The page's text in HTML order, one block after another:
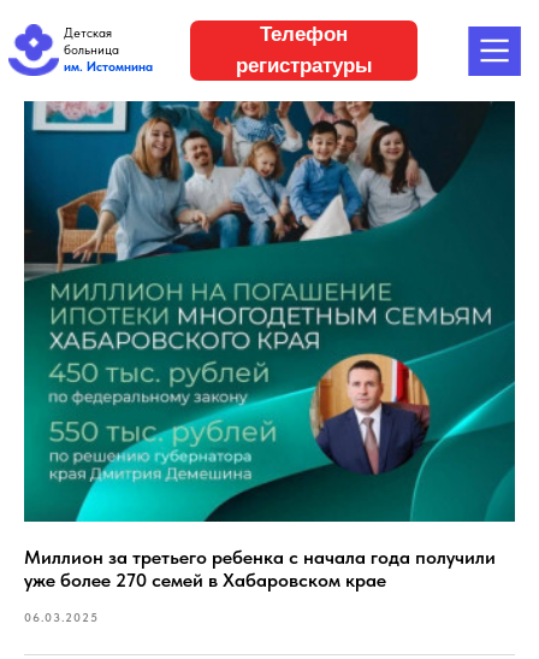
Телефон
больница
им. Истомнина
Миллион за третьего ребенка с начала года получили
уже более 270 семей в Хабаровском крае
06.03.2025